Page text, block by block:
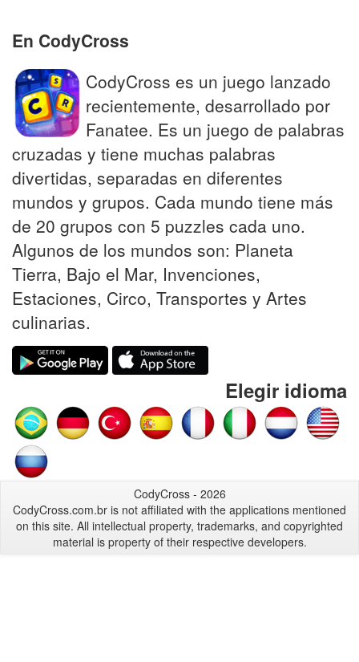
En CodyCross
CodyCross es un juego lanzado
recientemente, desarrollado por
Fanatee. Es un juego de palabras
cruzadas y tiene muchas palabras
divertidas, separadas en diferentes
mundos y grupos. Cada mundo tiene más
de 20 grupos con 5 puzzles cada uno.
Algunos de los mundos son: Planeta
Tierra, Bajo el Mar, Invenciones,
Estaciones, Circo, Transportes y Artes
culinarias.
Elegir idioma
CodyCross - 2026
CodyCross.com.br is not affiliated with the applications mentioned
on this site. All intellectual property, trademarks, and copyrighted
material is property of their respective developers.